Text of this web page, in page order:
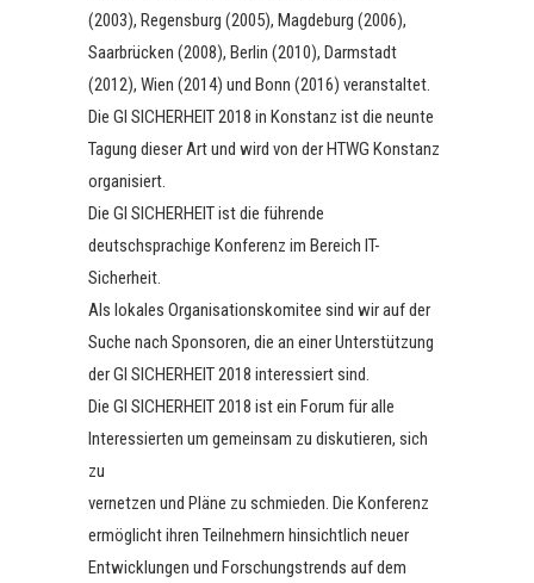
(2003), Regensburg (2005), Magdeburg (2006),
Saarbrücken (2008), Berlin (2010), Darmstadt
(2012), Wien (2014) und Bonn (2016) veranstaltet.
Die GI SICHERHEIT 2018 in Konstanz ist die neunte
Tagung dieser Art und wird von der HTWG Konstanz
organisiert.
Die GI SICHERHEIT ist die führende
deutschsprachige Konferenz im Bereich IT-
Sicherheit.
Als lokales Organisationskomitee sind wir auf der
Suche nach Sponsoren, die an einer Unterstützung
der GI SICHERHEIT 2018 interessiert sind.
Die GI SICHERHEIT 2018 ist ein Forum für alle
Interessierten um gemeinsam zu diskutieren, sich
zu
vernetzen und Pläne zu schmieden. Die Konferenz
ermöglicht ihren Teilnehmern hinsichtlich neuer
Entwicklungen und Forschungstrends auf dem